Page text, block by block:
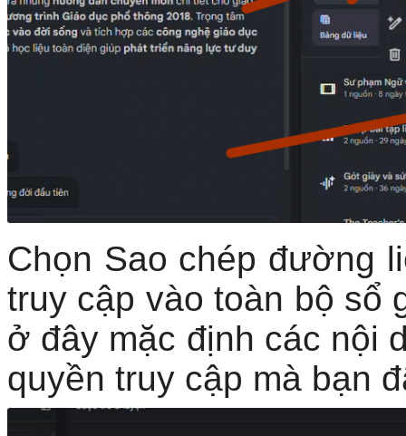
Chọn Sao chép đường
truy cập vào toàn bộ sổ
ở đây mặc định các nội
quyền truy cập mà bạn